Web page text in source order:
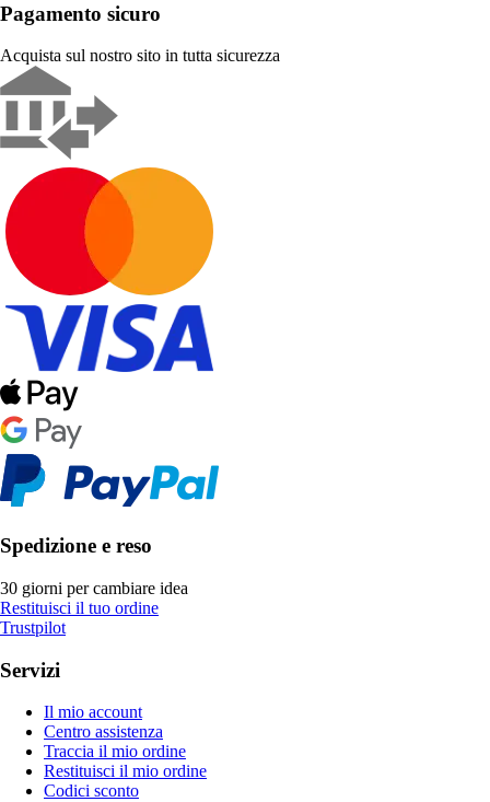
Pagamento sicuro
Acquista sul nostro sito in tutta sicurezza
Spedizione e reso
30 giorni per cambiare idea
Restituisci il tuo ordine
Trustpilot
Servizi
Il mio account
Centro assistenza
Traccia il mio ordine
Restituisci il mio ordine
Codici sconto